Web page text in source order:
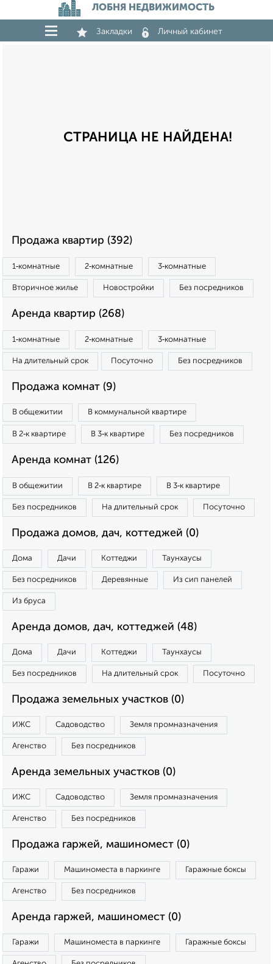
ЛОБНЯ НЕДВИЖИМОСТЬ
Закладки Личный кабинет
СТРАНИЦА НЕ НАЙДЕНА!
Продажа квартир (392)
1‑комнатные 2‑комнатные 3‑комнатные
Вторичное жилье Новостройки Без посредников
Аренда квартир (268)
1‑комнатные 2‑комнатные 3‑комнатные
На длительный срок Посуточно Без посредников
Продажа комнат (9)
В общежитии В коммунальной квартире
В 2‑к квартире В 3‑к квартире Без посредников
Аренда комнат (126)
В общежитии В 2‑к квартире В 3‑к квартире
Без посредников На длительный срок Посуточно
Продажа домов, дач, коттеджей (0)
Дома Дачи Коттеджи Таунхаусы
Без посредников Деревянные Из сип панелей
Из бруса
Аренда домов, дач, коттеджей (48)
Дома Дачи Коттеджи Таунхаусы
Без посредников На длительный срок Посуточно
Продажа земельных участков (0)
ИЖС Садоводство Земля промназначения
Агенство Без посредников
Аренда земельных участков (0)
ИЖС Садоводство Земля промназначения
Агенство Без посредников
Продажа гаржей, машиномест (0)
Гаражи Машиноместа в паркинге Гаражные боксы
Агенство Без посредников
Аренда гаржей, машиномест (0)
Гаражи Машиноместа в паркинге Гаражные боксы